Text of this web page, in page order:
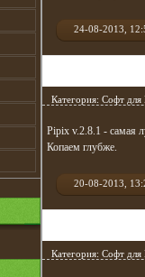
24-08-2013,
Категория: Софт для
Pipix v.2.8.1 - самая
Копаем глубже.
20-08-2013,
Категория: Софт для